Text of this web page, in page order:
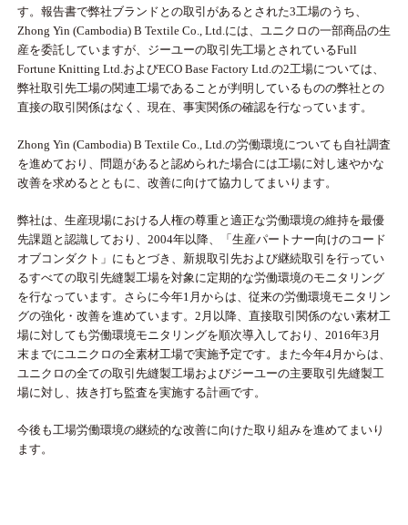
す。報告書で弊社ブランドとの取引があるとされた3工場のうち、
Zhong Yin (Cambodia) B Textile Co., Ltd.には、ユニクロの一部商品の生
産を委託していますが、ジーユーの取引先工場とされているFull
Fortune Knitting Ltd.およびECO Base Factory Ltd.の2工場については、
弊社取引先工場の関連工場であることが判明しているものの弊社との
直接の取引関係はなく、現在、事実関係の確認を行なっています。
Zhong Yin (Cambodia) B Textile Co., Ltd.の労働環境についても自社調査
を進めており、問題があると認められた場合には工場に対し速やかな
改善を求めるとともに、改善に向けて協力してまいります。
弊社は、生産現場における人権の尊重と適正な労働環境の維持を最優
先課題と認識しており、2004年以降、「生産パートナー向けのコード
オブコンダクト」にもとづき、新規取引先および継続取引を行ってい
るすべての取引先縫製工場を対象に定期的な労働環境のモニタリング
を行なっています。さらに今年1月からは、従来の労働環境モニタリン
グの強化・改善を進めています。2月以降、直接取引関係のない素材工
場に対しても労働環境モニタリングを順次導入しており、2016年3月
末までにユニクロの全素材工場で実施予定です。また今年4月からは、
ユニクロの全ての取引先縫製工場およびジーユーの主要取引先縫製工
場に対し、抜き打ち監査を実施する計画です。
今後も工場労働環境の継続的な改善に向けた取り組みを進めてまいり
ます。